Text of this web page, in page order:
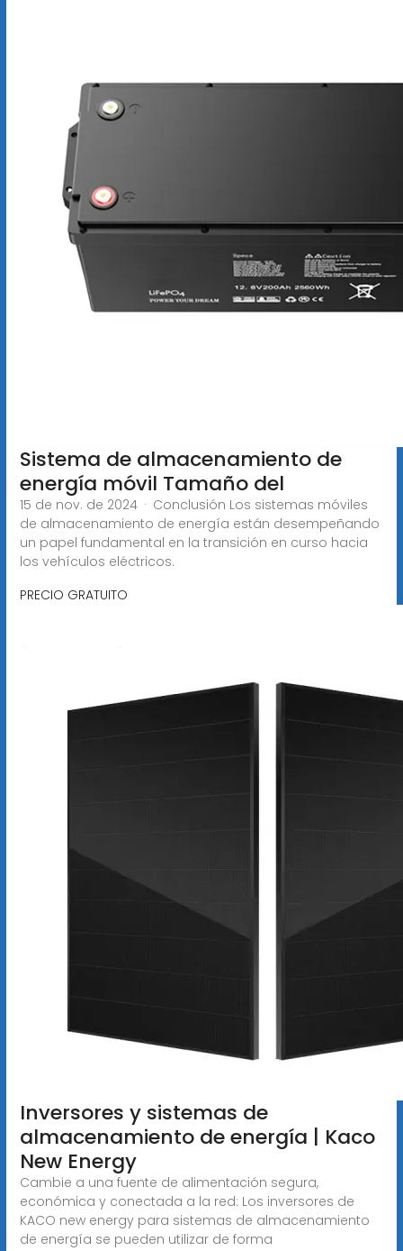
Sistema de almacenamiento de
energía móvil Tamaño del
15 de nov. de 2024 · Conclusión Los sistemas móviles
de almacenamiento de energía están desempeñando
un papel fundamental en la transición en curso hacia
los vehículos eléctricos.
PRECIO GRATUITO
Inversores y sistemas de
almacenamiento de energía | Kaco
New Energy
Cambie a una fuente de alimentación segura,
económica y conectada a la red: Los inversores de
KACO new energy para sistemas de almacenamiento
de energía se pueden utilizar de forma